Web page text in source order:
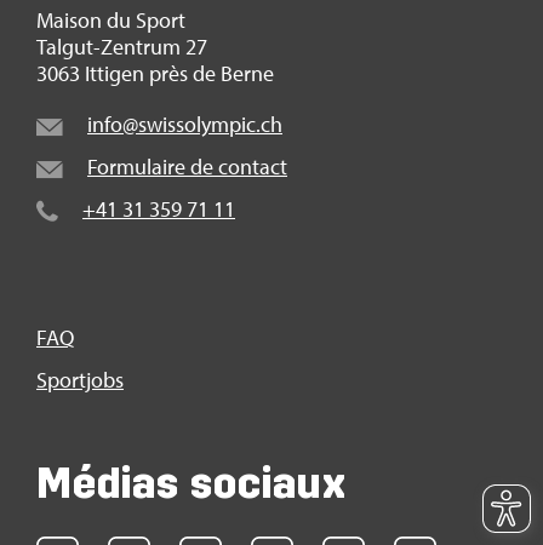
Mai­son du Sport
Tal­gut-Zen­trum 27
3063 Itti­gen près de Berne
info@​swi​ssol​ympi​c.​ch
For­mu­laire de contact
+41 31 359 71 11
FAQ
Sport­jobs
Médias sociaux